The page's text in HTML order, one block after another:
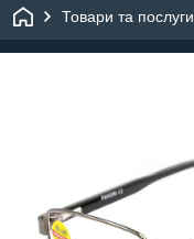
Товари та послуги